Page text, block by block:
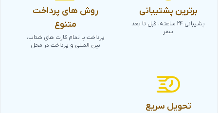
برترین پشتیبانی
پشیبانی 24 ساعته، قبل تا بعد
سفر
روش های پرداخت
متنوع
پرداخت با تمام کارت های شتاب،
بین المللی و پرداخت در محل
تحویل سریع